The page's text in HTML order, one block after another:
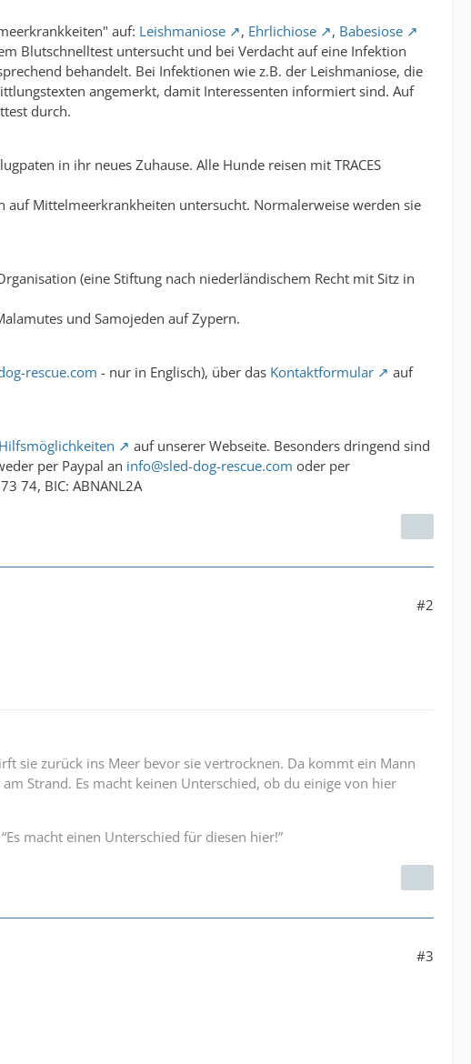
auf: Leishmaniose , Ehrlichiose , Babesiose
Blutschnelltest untersucht und bei Verdacht auf eine Infektion
behandelt. Bei Infektionen wie z.B. der Leishmaniose, die
angemerkt, damit Interessenten informiert sind. Auf
durch.
in ihr neues Zuhause. Alle Hunde reisen mit TRACES
Mittelmeerkrankheiten untersucht. Normalerweise werden sie
(eine Stiftung nach niederländischem Recht mit Sitz in
und Samojeden auf Zypern.
rescue.com - nur in Englisch), über das Kontaktformular
auf
Hilfsmöglichkeiten
auf unserer Webseite. Besonders dringend sind
per Paypal an info@sled-dog-rescue.com oder per
74, BIC: ABNANL2A
#2
sie zurück ins Meer bevor sie vertrocknen. Da kommt ein Mann
Strand. Es macht keinen Unterschied, ob du einige von hier
macht einen Unterschied für diesen hier!”
#3